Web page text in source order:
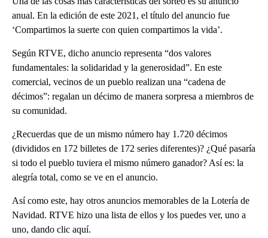
anual. En la edición de este 2021, el título del anuncio fue
‘Compartimos la suerte con quien compartimos la vida’.
Según RTVE, dicho anuncio representa “dos valores
fundamentales: la solidaridad y la generosidad”. En este
comercial, vecinos de un pueblo realizan una “cadena de
décimos”: regalan un décimo de manera sorpresa a miembros de
su comunidad.
¿Recuerdas que de un mismo número hay 1.720 décimos
(divididos en 172 billetes de 172 series diferentes)? ¿Qué pasaría
si todo el pueblo tuviera el mismo número ganador? Así es: la
alegría total, como se ve en el anuncio.
Así como este, hay otros anuncios memorables de la Lotería de
Navidad. RTVE hizo una lista de ellos y los puedes ver, uno a
uno, dando clic aquí.